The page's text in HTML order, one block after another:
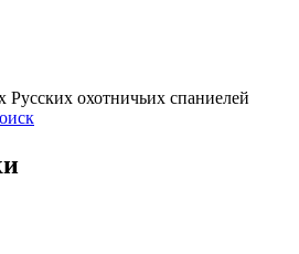
Русских охотничьих спаниелей